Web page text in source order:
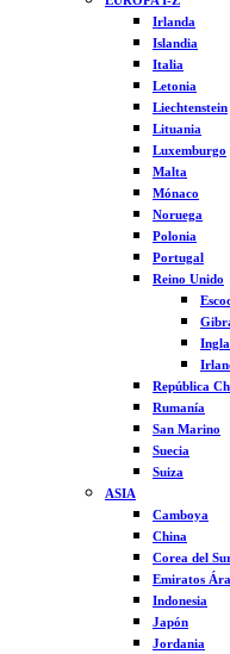
Irlanda
Islandia
Italia
Letonia
Liechtenstein
Lituania
Luxemburgo
Malta
Mónaco
Noruega
Polonia
Portugal
Reino Unido
República
Rumanía
San Marino
Suecia
Suiza
ASIA
Camboya
China
Corea del
Emiratos
Indonesia
Japón
Jordania